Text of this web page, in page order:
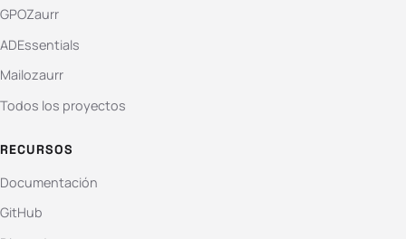
GPOZaurr
ADEssentials
Mailozaurr
Todos los proyectos
RECURSOS
Documentación
GitHub